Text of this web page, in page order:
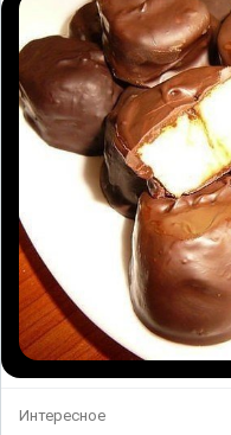
Интересное